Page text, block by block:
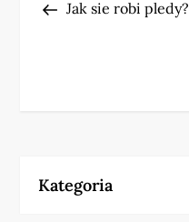
a
a
PostJak sie robi pledy?
Kategoria